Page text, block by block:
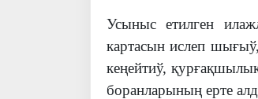
Усыныс етилген
картасын ислеп
кеңейтиў,
боранларының ерте